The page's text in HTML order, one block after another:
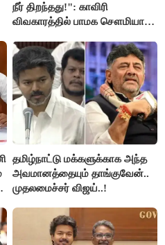
நீர் திறந்தது!": காவிரி
விவகாரத்தில் பாமக சௌமியா
தமிழ்நாட்டு மக்களுக்காக அந்த
அவமானத்தையும் தாங்குவேன்..
முதலமைச்சர் விஜய்..!